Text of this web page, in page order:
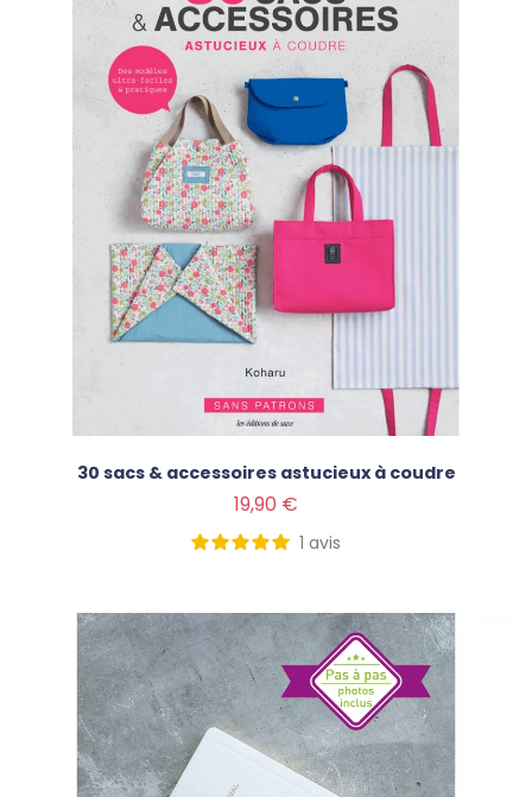
30 sacs & accessoires astucieux à coudre
19,90 €
1 avis